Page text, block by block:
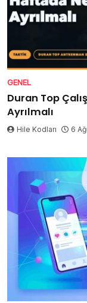
GENEL
Duran Top
Ayrılmalı
Hile Kodları 6